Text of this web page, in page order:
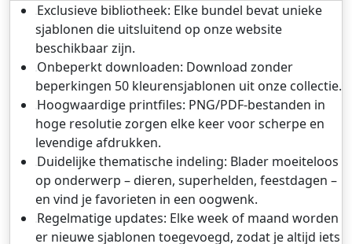
Exclusieve bibliotheek: Elke bundel bevat unieke
sjablonen die uitsluitend op onze website
beschikbaar zijn.
Onbeperkt downloaden: Download zonder
beperkingen 50 kleurensjablonen uit onze collectie.
Hoogwaardige printfiles: PNG/PDF-bestanden in
hoge resolutie zorgen elke keer voor scherpe en
levendige afdrukken.
Duidelijke thematische indeling: Blader moeiteloos
op onderwerp – dieren, superhelden, feestdagen –
en vind je favorieten in een oogwenk.
Regelmatige updates: Elke week of maand worden
er nieuwe sjablonen toegevoegd, zodat je altijd iets